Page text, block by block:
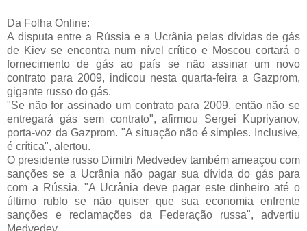
Da Folha Online:
A disputa entre a Rússia e a Ucrânia pelas dívidas de gás
de Kiev se encontra num nível crítico e Moscou cortará o
fornecimento de gás ao país se não assinar um novo
contrato para 2009, indicou nesta quarta-feira a Gazprom,
gigante russo do gás.
"Se não for assinado um contrato para 2009, então não se
entregará gás sem contrato", afirmou Sergei Kupriyanov,
porta-voz da Gazprom. "A situação não é simples. Inclusive,
é crítica", alertou.
O presidente russo Dimitri Medvedev também ameaçou com
sanções se a Ucrânia não pagar sua dívida do gás para
com a Rússia. "A Ucrânia deve pagar este dinheiro até o
último rublo se não quiser que sua economia enfrente
sanções e reclamações da Federação russa", advertiu
Medvedev.